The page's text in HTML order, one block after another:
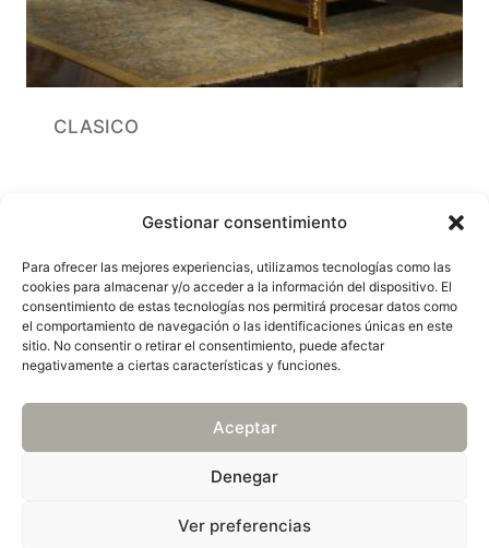
Gestionar consentimiento
Para ofrecer las mejores experiencias, utilizamos tecnologías como las
cookies para almacenar y/o acceder a la información del dispositivo. El
consentimiento de estas tecnologías nos permitirá procesar datos como
el comportamiento de navegación o las identificaciones únicas en este
sitio. No consentir o retirar el consentimiento, puede afectar
negativamente a ciertas características y funciones.
Aceptar
Denegar
Ver preferencias
CLASICO
© 2026 Sadiro Decoración
Política de privacidad
Política de cookies (UE)